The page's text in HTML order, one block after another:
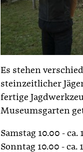
Es stehen
steinzeitlicher
fertige
Museumsgarten
Samstag 10.00 - ca.
Sonntag 10.00 - ca.